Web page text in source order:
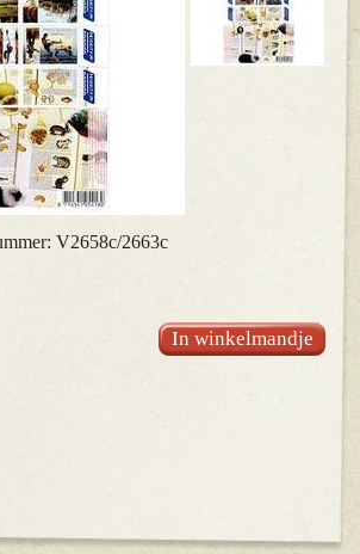
V2658c/2663c
In winkelmandje